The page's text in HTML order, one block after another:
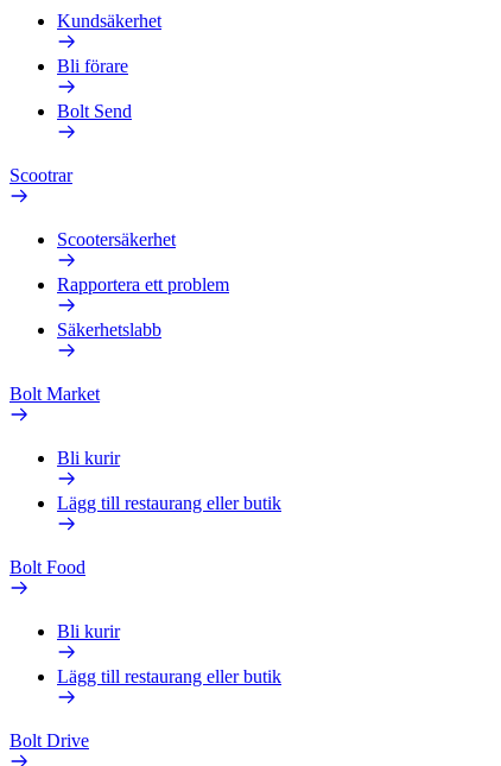
Kundsäkerhet
Bli förare
Bolt Send
Scootrar
Scootersäkerhet
Rapportera ett problem
Säkerhetslabb
Bolt Market
Bli kurir
Lägg till restaurang eller butik
Bolt Food
Bli kurir
Lägg till restaurang eller butik
Bolt Drive